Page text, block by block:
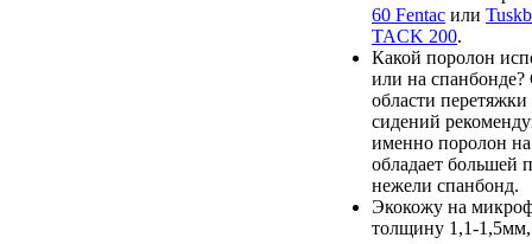
60 Fentac или
TACK 200.
Какой поролон
или на
области
сидений
именно поролон на
обладает большей
нежели спанбонд.
Экокожу на
толщину 1,1-1,5мм,